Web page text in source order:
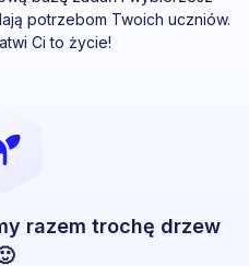
potrzebom Twoich uczniów.
Ci to życie!
razem trochę drzew